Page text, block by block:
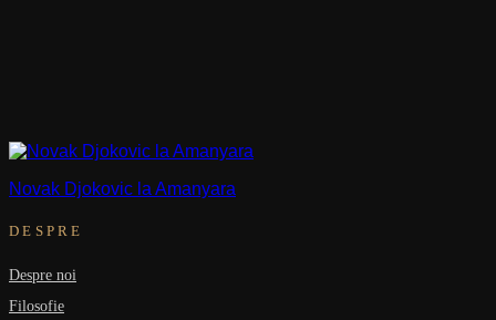
Novak Djokovic la Amanyara
DESPRE
Despre noi
Filosofie